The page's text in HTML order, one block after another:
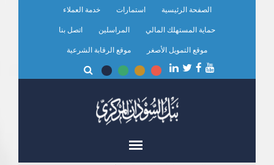
الصفحة الرئيسية استمارات خدمة العملاء
حماية المستهلك المالي المراسلين اتصل بنا
موقع التمويل الأصغر موقع الرقابة الشرعية